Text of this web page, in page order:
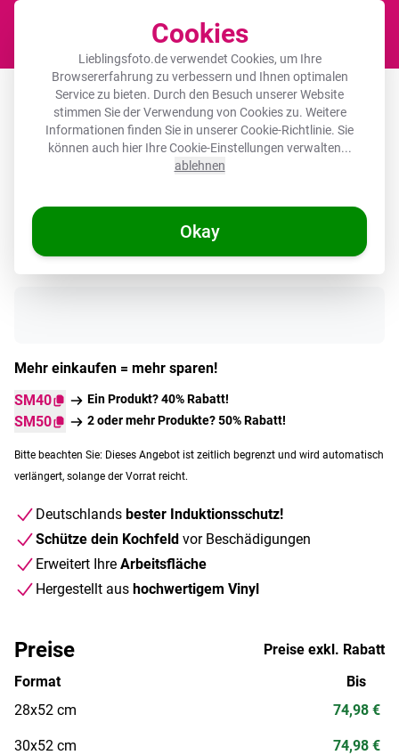
Cookies
Lieblingsfoto.de verwendet Cookies, um Ihre
Browsererfahrung zu verbessern und Ihnen optimalen
Service zu bieten. Durch den Besuch unserer Website
stimmen Sie der Verwendung von Cookies zu. Weitere
Informationen finden Sie in unsererCookie-Richtlinie. Sie
können auch hier Ihre Cookie-Einstellungen verwalten...
ablehnen
Okay
Herdabdeckplatte - Faultier -
Blumendruck - Brille - Rosa
🌞 SOMMERDEALS
Mehr einkaufen = mehr sparen!
SM40
Ein Produkt? 40% Rabatt!
SM50 2 oder mehr Produkte? 50% Rabatt!
Bitte beachten Sie: Dieses Angebot ist zeitlich begrenzt und wird automatisch
verlängert, solange der Vorrat reicht.
Deutschlands bester Induktionsschutz!
Schütze dein Kochfeld vor Beschädigungen
Erweitert Ihre Arbeitsfläche
Hergestellt aus hochwertigem Vinyl
Preise
Preise exkl. Rabatt
Format
28x52 cm
30x52 cm
Bis
74,98 €
74,98 €